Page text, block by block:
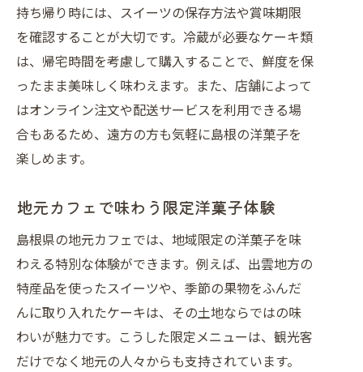
持ち帰り時には、スイーツの保存方法や賞味期限
を確認することが大切です。冷蔵が必要なケーキ類
は、帰宅時間を考慮して購入することで、鮮度を保
ったまま美味しく味わえます。また、店舗によって
はオンライン注文や配送サービスを利用できる場
合もあるため、遠方の方も気軽に島根の洋菓子を
楽しめます。
地元カフェで味わう限定洋菓子体験
島根県の地元カフェでは、地域限定の洋菓子を味
わえる特別な体験ができます。例えば、出雲地方の
特産品を使ったスイーツや、季節の果物をふんだ
んに取り入れたケーキは、その土地ならではの味
わいが魅力です。こうした限定メニューは、観光客
だけでなく地元の人々からも支持されています。